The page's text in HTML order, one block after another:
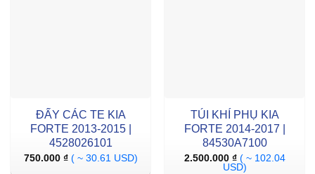
ĐẤY CÁC TE KIA
FORTE 2013-2015 |
4528026101
750.000 ₫ ( ~ 30.61 USD)
TÚI KHÍ PHỤ KIA
FORTE 2014-2017 |
84530A7100
2.500.000 ₫ ( ~ 102.04
USD)